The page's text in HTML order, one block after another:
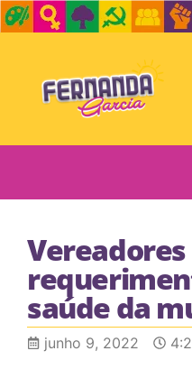
saúde da
junho 9, 2022